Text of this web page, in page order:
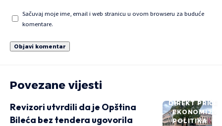
Sačuvaj moje ime, email i web stranicu u ovom browseru za buduće
komentare.
Povezane vijesti
DIREKT PRIČE
EKONOMIJA
POLITIKA
Revizori utvrdili da je Opština
Bileća bez tendera ugovorila